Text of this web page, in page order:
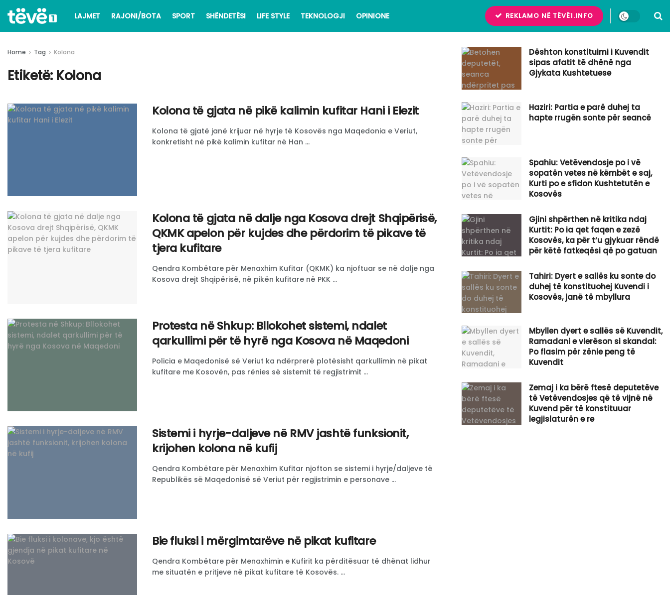
LAJMET RAJONI/BOTA SPORT SHËNDETËSI LIFE STYLE TEKNOLOGJI OPINIONE REKLAMO NË TËVË1.INFO
Home Tag Kolona
Etiketë: Kolona
​Kolona të gjata në pikë kalimin kufitar Hani i Elezit
Kolona të gjatë janë krijuar në hyrje të Kosovës nga Maqedonia e Veriut,
konkretisht në pikë kalimin kufitar në Han ...
Kolona të gjata në dalje nga Kosova drejt Shqipërisë,
QKMK apelon për kujdes dhe përdorim të pikave të
tjera kufitare
Qendra Kombëtare për Menaxhim Kufitar (QKMK) ka njoftuar se në dalje nga
Kosova drejt Shqipërisë, në pikën kufitare në PKK ...
Protesta në Shkup: Bllokohet sistemi, ndalet
qarkullimi për të hyrë nga Kosova në Maqedoni
Policia e Maqedonisë së Veriut ka ndërprerë plotësisht qarkullimin në pikat
kufitare me Kosovën, pas rënies së sistemit të regjistrimit ...
Sistemi i hyrje-daljeve në RMV jashtë funksionit,
krijohen kolona në kufij
Qendra Kombëtare për Menaxhim Kufitar njofton se sistemi i hyrje/daljeve të
Republikës së Maqedonisë së Veriut për regjistrimin e personave ...
Bie fluksi i mërgimtarëve në pikat kufitare
Qendra Kombëtare për Menaxhimin e Kufirit ka përditësuar të dhënat lidhur
me situatën e pritjeve në pikat kufitare të Kosovës. ...
Dështon konstituimi i Kuvendit
sipas afatit të dhënë nga
Gjykata Kushtetuese
Haziri: Partia e parë duhej ta
hapte rrugën sonte për seancë
Spahiu: Vetëvendosje po i vë
sopatën vetes në këmbët e saj,
Kurti po e sfidon Kushtetutën e
Kosovës
Gjini shpërthen në kritika ndaj
Kurtit: Po ia qet faqen e zezë
Kosovës, ka për t’u gjykuar rëndë
për këtë fatkeqësi që po gatuan
Tahiri: Dyert e sallës ku sonte do
duhej të konstituohej Kuvendi i
Kosovës, janë të mbyllura
Mbyllen dyert e sallës së Kuvendit,
Ramadani e vlerëson si skandal:
Po flasim për zënie peng të
Kuvendit
Zemaj i ka bërë ftesë deputetëve
të Vetëvendosjes që të vijnë në
Kuvend për të konstituuar
legjislaturën e re